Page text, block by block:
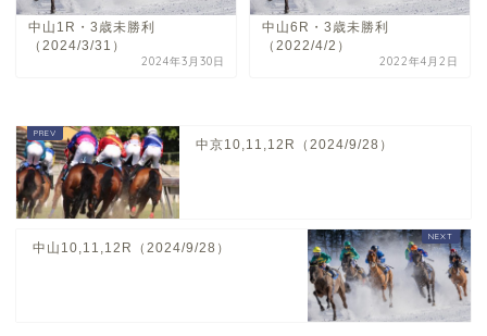
中山1R・3歳未勝利
（2024/3/31）
2024年3月30日
中山6R・3歳未勝利
（2022/4/2）
2022年4月2日
中京10,11,12R（2024/9/28）
中山10,11,12R（2024/9/28）